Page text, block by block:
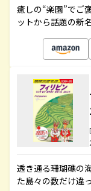
癒しの“楽園”でご
ットから話題の新
透き通る珊瑚礁の
た島々の数だけ違